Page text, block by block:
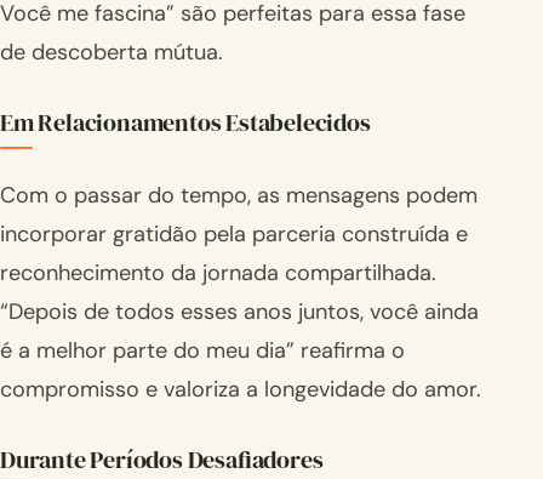
Você me fascina” são perfeitas para essa fase
de descoberta mútua.
Em Relacionamentos Estabelecidos
Com o passar do tempo, as mensagens podem
incorporar gratidão pela parceria construída e
reconhecimento da jornada compartilhada.
“Depois de todos esses anos juntos, você ainda
é a melhor parte do meu dia” reafirma o
compromisso e valoriza a longevidade do amor.
Durante Períodos Desafiadores